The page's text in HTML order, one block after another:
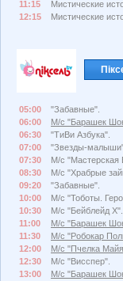
11:15
Мистические
12:15
Мистические
05:00
"Забавные".
06:00
М/с "Барашек
06:30
"ТиВи Азбука".
07:00
"Звезды-
07:30
М/с "Мастерская
08:30
М/с "Храбрые
09:20
"Забавные".
10:00
М/с "Тоботы.
10:30
М/с "Бейблейд X".
11:00
М/с "Барашек
11:30
М/с "Робокар
12:00
М/с "Пчелка
12:30
М/с "Висспер".
13:00
М/с "Барашек